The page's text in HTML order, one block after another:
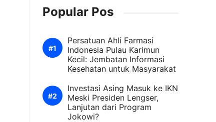
Popular Pos
Persatuan Ahli Farmasi
Indonesia Pulau Karimun
Kecil: Jembatan Informasi
Kesehatan untuk Masyarakat
Investasi Asing Masuk ke IKN
Meski Presiden Lengser,
Lanjutan dari Program
Jokowi?